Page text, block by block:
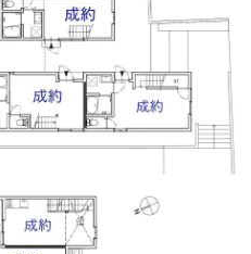
一のレイアウトではなく
がポイントです。
鳥のさえずりで目を覚
ョンを聴きながら眠り
る生活も送れそうす。
高台の空き地やハイキ
ャンプ場のようなBBQ